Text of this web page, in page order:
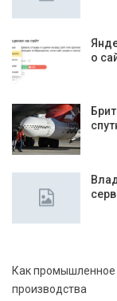
о
Как промышленное
производства